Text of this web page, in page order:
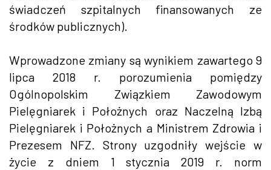
świadczeń szpitalnych finansowanych ze
środków publicznych).
Wprowadzone zmiany są wynikiem zawartego 9
lipca 2018 r. porozumienia pomiędzy
Ogólnopolskim Związkiem Zawodowym
Pielęgniarek i Położnych oraz Naczelną Izbą
Pielęgniarek i Położnych a Ministrem Zdrowia i
Prezesem NFZ. Strony uzgodniły wejście w
życie z dniem 1 stycznia 2019 r. norm